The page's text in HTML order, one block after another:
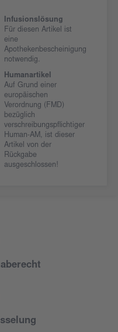
Infusionslösung
Für diesen Artikel ist
eine
Apothekenbescheinigung
notwendig.
Humanartikel
Auf Grund einer
europäischen
Verordnung (FMD)
bezüglich
verschreibungspflichtiger
Human-AM, ist dieser
Artikel von der
Rückgabe
ausgeschlossen!